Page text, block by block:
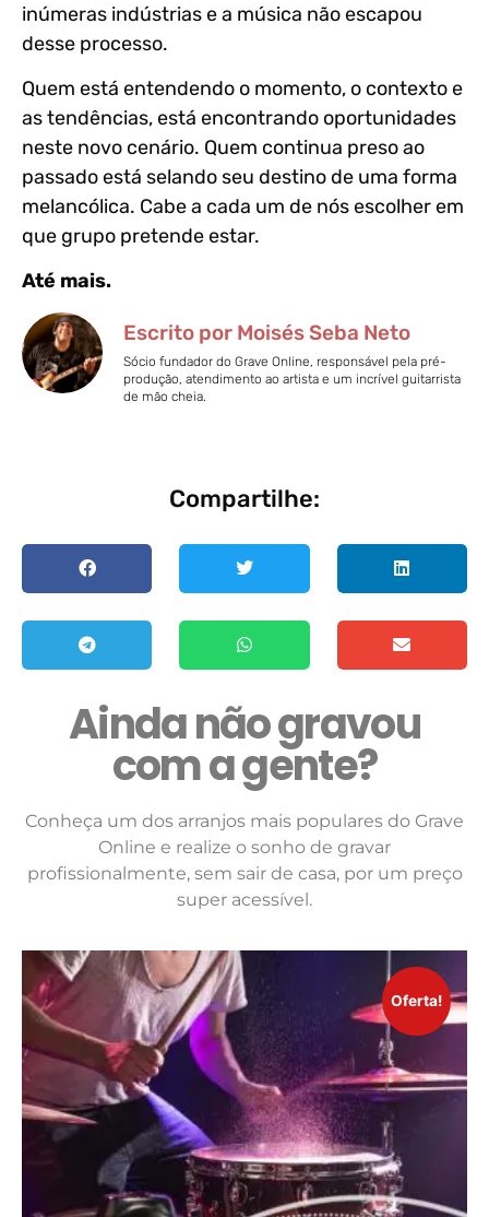
inúmeras indústrias e a música não escapou
desse processo.
Quem está entendendo o momento, o contexto e
as tendências, está encontrando oportunidades
neste novo cenário. Quem continua preso ao
passado está selando seu destino de uma forma
melancólica. Cabe a cada um de nós escolher em
que grupo pretende estar.
Até mais.
Escrito por Moisés Seba Neto
Sócio fundador do Grave Online, responsável pela pré-
produção, atendimento ao artista e um incrível guitarrista
de mão cheia.
Compartilhe:
Ainda não gravou
com a gente?
Conheça um dos arranjos mais populares do Grave
Online e realize o sonho de gravar
profissionalmente, sem sair de casa, por um preço
super acessível.
Oferta!